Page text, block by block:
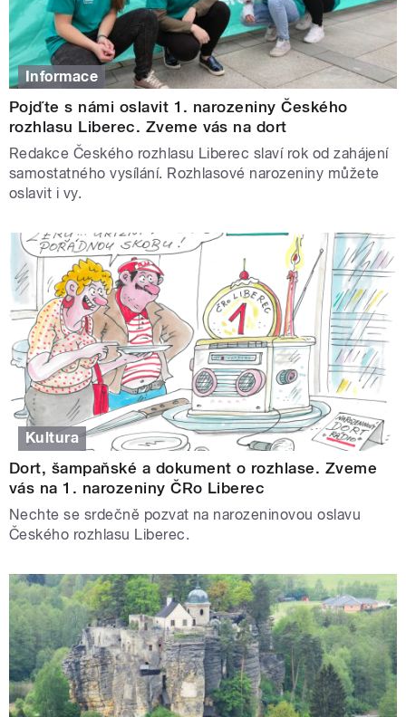
Informace
Pojďte s námi oslavit 1. narozeniny Českého
rozhlasu Liberec. Zveme vás na dort
Redakce Českého rozhlasu Liberec slaví rok od zahájení
samostatného vysílání. Rozhlasové narozeniny můžete
oslavit i vy.
Kultura
Dort, šampaňské a dokument o rozhlase. Zveme
vás na 1. narozeniny ČRo Liberec
Nechte se srdečně pozvat na narozeninovou oslavu
Českého rozhlasu Liberec.